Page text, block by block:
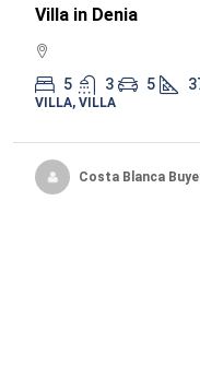
Villa in Denia
5 3 5
VILLA, VILLA
Costa Blanca